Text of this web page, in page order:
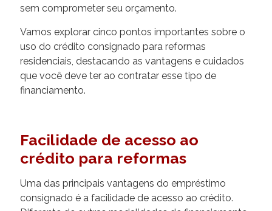
sem comprometer seu orçamento.
Vamos explorar cinco pontos importantes sobre o
uso do crédito consignado para reformas
residenciais, destacando as vantagens e cuidados
que você deve ter ao contratar esse tipo de
financiamento.
Facilidade de acesso ao
crédito para reformas
Uma das principais vantagens do empréstimo
consignado é a facilidade de acesso ao crédito.